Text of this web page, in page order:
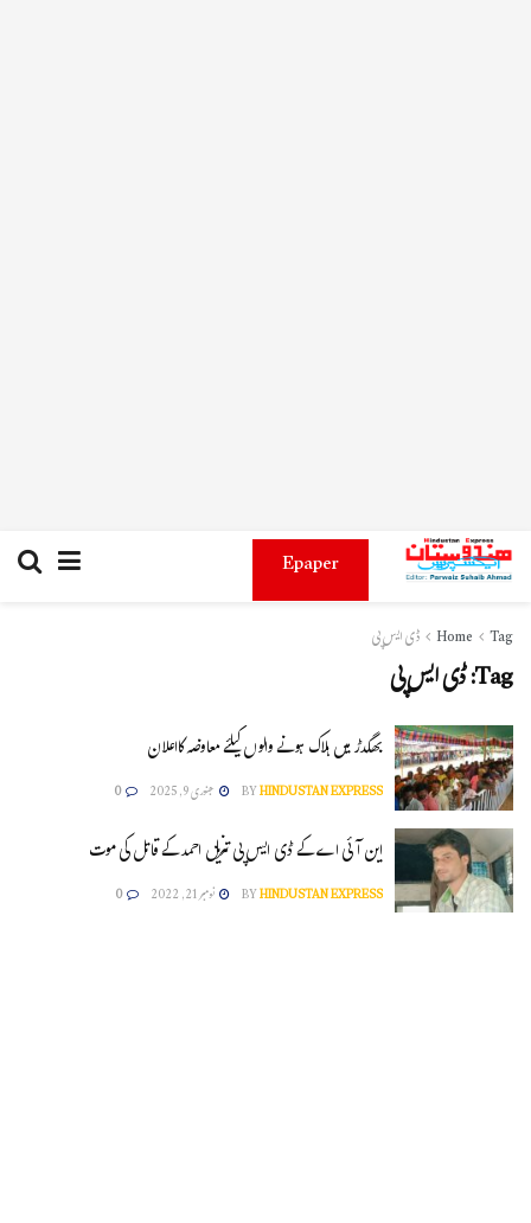
Epaper
Home Tag ڈی ایس پی
Tag:ڈی ایس پی
بھگدڑ میں ہلاک ہونے والوں کیلئے معاوضہ کااعلان
BYHINDUSTAN EXPRESS جنوری 9, 2025 0
این آئی اے کے ڈی ایس پی تنزیل احمد کے قاتل کی موت
BYHINDUSTAN EXPRESS نومبر 21, 2022 0